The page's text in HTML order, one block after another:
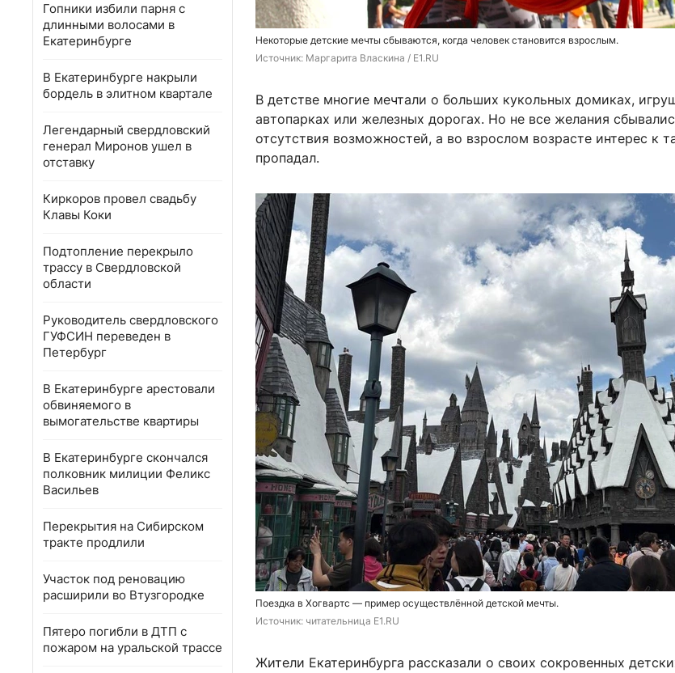
Гопники избили парня с
длинными волосами в
Екатеринбурге
В Екатеринбурге накрыли
бордель в элитном квартале
Легендарный свердловский
генерал Миронов ушел в
отставку
Киркоров провел свадьбу
Клавы Коки
Подтопление перекрыло
трассу в Свердловской
области
Руководитель свердловского
ГУФСИН переведен в
Петербург
В Екатеринбурге арестовали
обвиняемого в
вымогательстве квартиры
В Екатеринбурге скончался
полковник милиции Феликс
Васильев
Перекрытия на Сибирском
тракте продлили
Участок под реновацию
расширили во Втузгородке
Пятеро погибли в ДТП с
пожаром на уральской трассе
Некоторые детские мечты сбываются, когда человек становится взрослым.
Источник: Маргарита Власкина / E1.RU
В детстве многие мечтали о больших кукольных домиках,
автопарках или железных дорогах. Но не все желания
отсутствия возможностей, а во взрослом возрасте интерес к
пропадал.
Поездка в Хогвартс — пример осуществлённой детской мечты.
Источник: читательница E1.RU
Жители Екатеринбурга рассказали о своих сокровенных